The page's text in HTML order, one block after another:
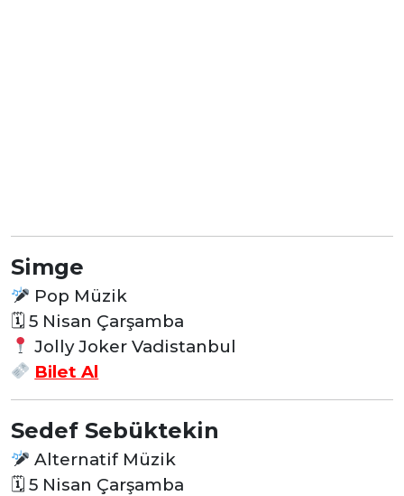
Simge
Pop Müzik
🗓 5 Nisan Çarşamba
Jolly Joker Vadistanbul
Bilet Al
Sedef Sebüktekin
Alternatif Müzik
🗓 5 Nisan Çarşamba